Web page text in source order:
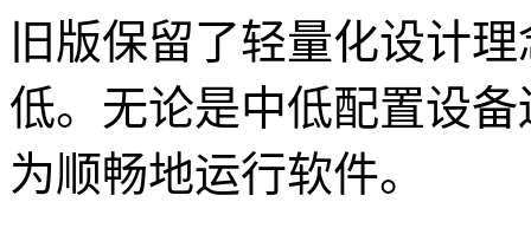
旧版保留了轻量化设计
低。无论是中低配置设
为顺畅地运行软件。